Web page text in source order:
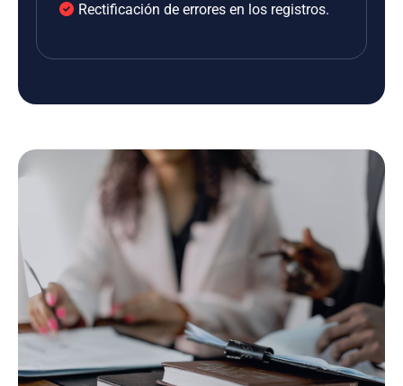
Rectificación de errores en los registros.